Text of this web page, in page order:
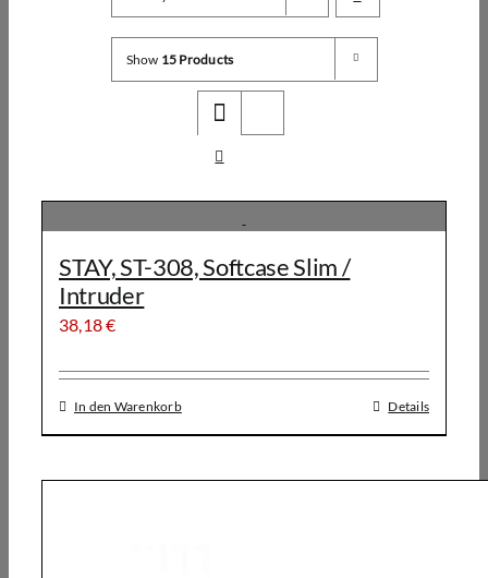
Show 15 Products
STAY, ST-308, Softcase Slim /
Intruder
38,18€
In den Warenkorb Details